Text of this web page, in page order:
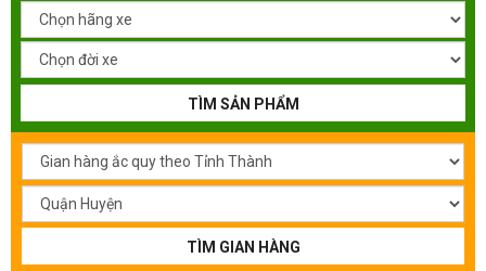
TÌM SẢN PHẨM
TÌM GIAN HÀNG